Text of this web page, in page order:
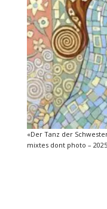
«Der Tanz der
mixtes dont photo – 2025